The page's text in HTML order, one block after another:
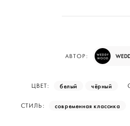
АВТОР:
ЦВЕТ: белый чёрный
СТИЛЬ: современная классика